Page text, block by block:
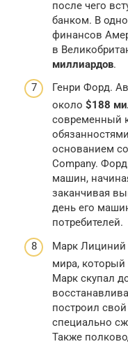
после чего
банком. В
финансов
в
миллиардов.
Генри Форд.
около $188
современный
основанием
Company.
машин,
заканчивая
день его
потребителей.
Марк Лициний
мира, который
Марк скупал
построил
специально
Также